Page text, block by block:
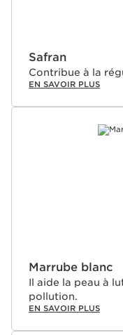
Safran
Contribue à la
EN SAVOIR PLUS
Marrube blanc
Il aide la peau à
pollution.
EN SAVOIR PLUS